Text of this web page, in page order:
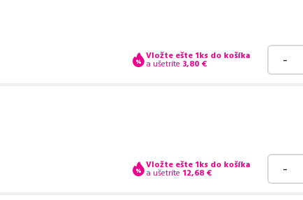
Vložte ešte 1ks do košíka
a ušetríte 3,80 € -
Vložte ešte 1ks do košíka
a ušetríte 12,68 € -